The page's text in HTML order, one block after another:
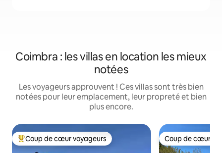
Coimbra : les villas en location les mieux
notées
Les voyageurs approuvent ! Ces villas sont très bien
notées pour leur emplacement, leur propreté et bien
plus encore.
Coups de cœur voyageurs les plus appréciés
Coup de cœur voyageurs Coup de cœur
Coup de cœur